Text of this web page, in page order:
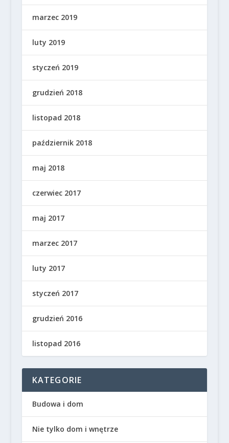
marzec 2019
luty 2019
styczeń 2019
grudzień 2018
listopad 2018
październik 2018
maj 2018
czerwiec 2017
maj 2017
marzec 2017
luty 2017
styczeń 2017
grudzień 2016
listopad 2016
KATEGORIE
Budowa i dom
Nie tylko dom i wnętrze